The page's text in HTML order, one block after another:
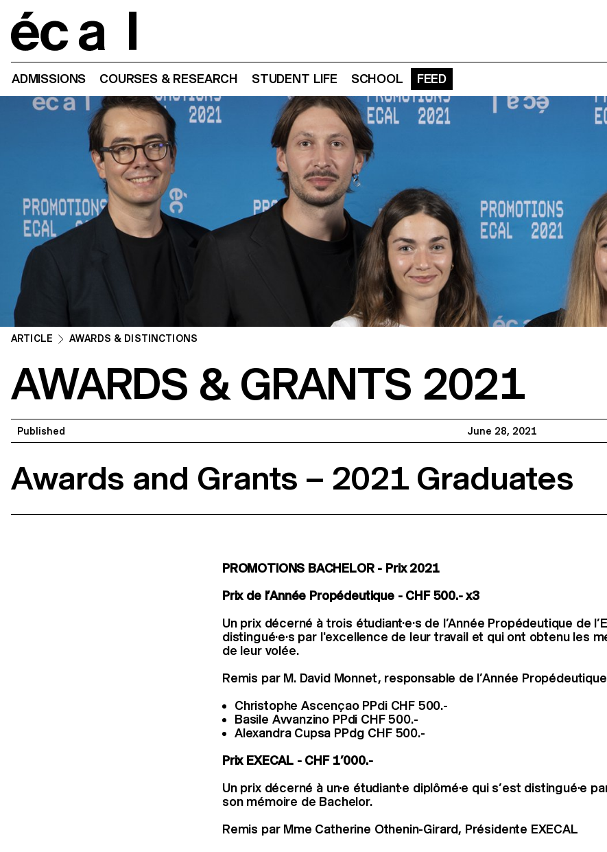
ADMISSIONS COURSES & RESEARCH STUDENT LIFE SCHOOL FEED
ARTICLE AWARDS & DISTINCTIONS
AWARDS & GRANTS 2021
Published June 28, 2021
Awards and Grants – 2021 Graduates
PROMOTIONS BACHELOR - Prix 2021
Prix de l’Année Propédeutique - CHF 500.- x3
Un prix décerné à trois étudiant·e·s de l’Année Propédeutique de
distingué·e·s par l'excellence de leur travail et qui ont obtenu les
de leur volée.
Remis par M. David Monnet, responsable de l’Année Propédeutique
Christophe Ascençao PPdi CHF 500.-
Basile Avvanzino PPdi CHF 500.-
Alexandra Cupsa PPdg CHF 500.-
Prix EXECAL - CHF 1’000.-
Un prix décerné à un·e étudiant·e diplômé·e qui s’est distingué·e
son mémoire de Bachelor.
Remis par Mme Catherine Othenin-Girard, Présidente EXECAL